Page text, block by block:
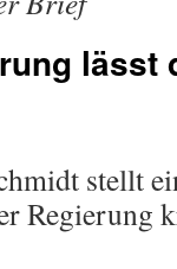
lässt
stellt
Regierung